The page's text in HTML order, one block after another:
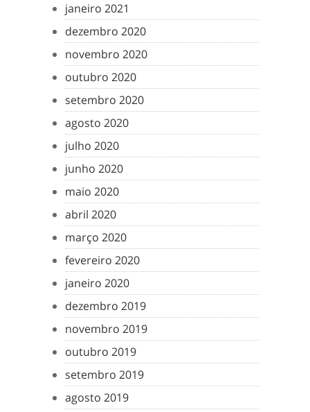
janeiro 2021
dezembro 2020
novembro 2020
outubro 2020
setembro 2020
agosto 2020
julho 2020
junho 2020
maio 2020
abril 2020
março 2020
fevereiro 2020
janeiro 2020
dezembro 2019
novembro 2019
outubro 2019
setembro 2019
agosto 2019